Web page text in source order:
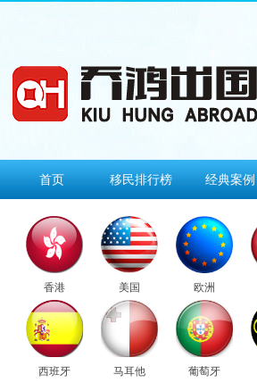
首页 移民排行榜 经典案例
香港 美国 欧洲
西班牙 马耳他 葡萄牙